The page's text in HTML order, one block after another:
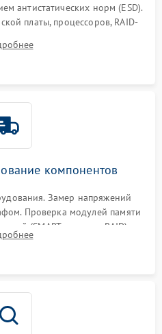
антистатических норм (ESD).
платы, процессоров, RAID-
на наличие термических
или окислений.
компонентов
Замер напряжений
Проверка модулей памяти
(SMART, массивы RAID)
утилитами.